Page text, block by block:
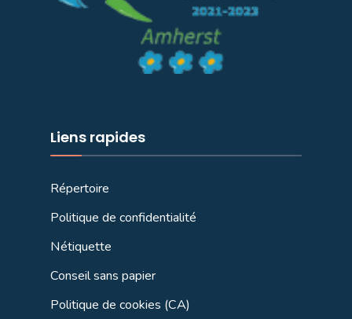
Liens rapides
Répertoire
Politique de confidentialité
Nétiquette
Conseil sans papier
Politique de cookies (CA)